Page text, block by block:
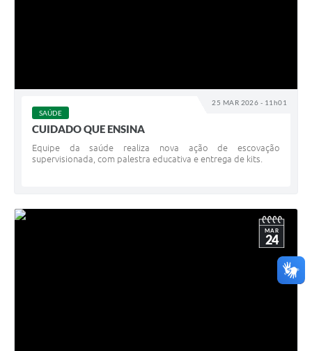
25 MAR 2026 - 11h01
SAÚDE
CUIDADO QUE ENSINA
Equipe da saúde realiza nova ação de escovação
supervisionada, com palestra educativa e entrega de kits.
MAR
24